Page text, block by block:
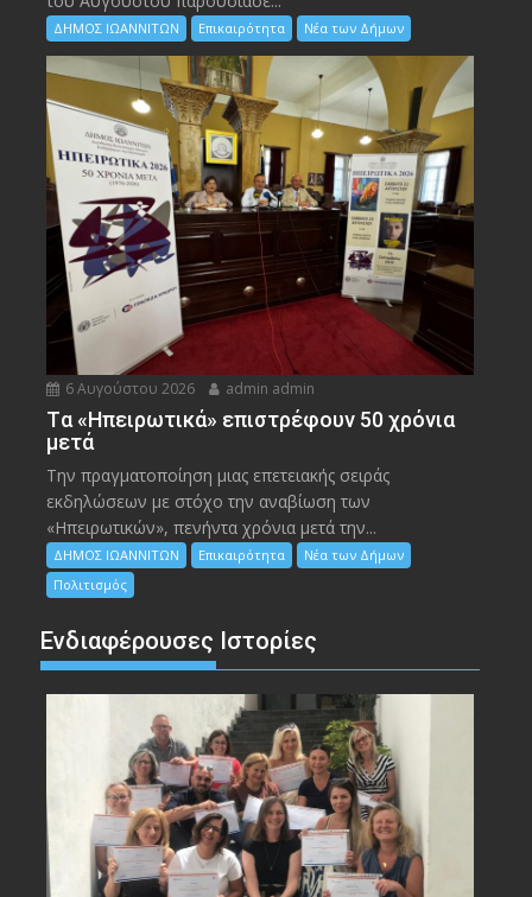
ΔΗΜΟΣ ΙΩΑΝΝΙΤΩΝ Επικαιρότητα Νέα των Δήμων
6 Αυγούστου 2026 admin admin
Tα «Ηπειρωτικά» επιστρέφουν 50 χρόνια
μετά
Την πραγματοποίηση μιας επετειακής σειράς
εκδηλώσεων με στόχο την αναβίωση των
«Ηπειρωτικών», πενήντα χρόνια μετά την...
ΔΗΜΟΣ ΙΩΑΝΝΙΤΩΝ Επικαιρότητα
Νέα των Δήμων
Πολιτισμός
Ενδιαφέρουσες Ιστορίες